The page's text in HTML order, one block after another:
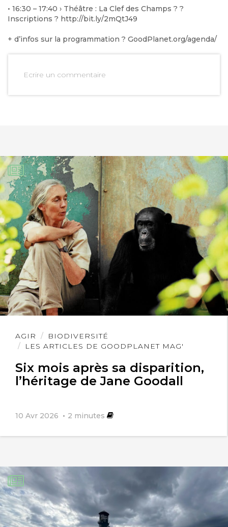
• 16:30 – 17:40 › Théâtre : La Clef des Champs ? ?
Inscriptions ?️ http://bit.ly/2mQtJ49
+ d’infos sur la programmation ? GoodPlanet.org/agenda/
Ecrire un commentaire
AGIR
BIODIVERSITÉ
LES ARTICLES DE GOODPLANET MAG'
Six mois après sa disparition,
l’héritage de Jane Goodall
10 Avr 2026 2 minutes
Lire
l'article